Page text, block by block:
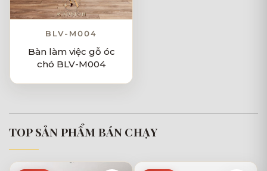
BLV-M004
Bàn làm việc gỗ óc
chó BLV-M004
TOP SẢN PHẨM BÁN CHẠY